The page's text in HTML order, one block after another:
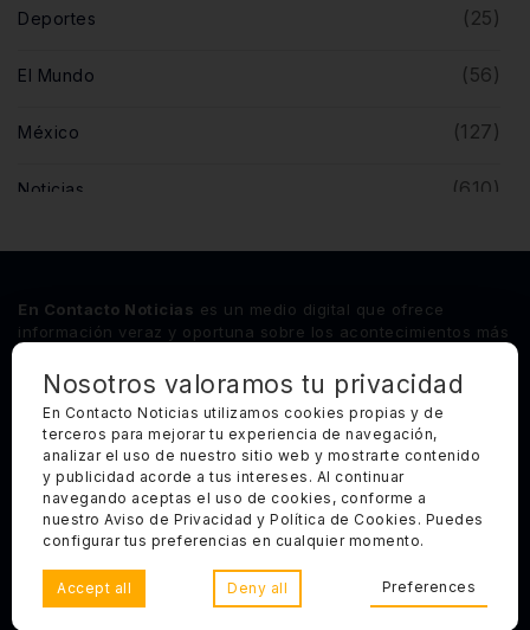
Deportes (25)
El Mundo (56)
México (127)
Noticias (610)
(5)
Querétaro
En Contacto Noticias es un medio digital que ofrece
información veraz y oportuna sobre los acontecimientos más
principales sucesos nacionales e internacionales.
Síguenos
Categorías Principales
Otros Enlaces
Copyright 2025, Todos los derechos reservados. En Contacto
Noticias
Nosotros valoramos tu privacidad
En Contacto Noticias utilizamos cookies propias y de
terceros para mejorar tu experiencia de navegación,
analizar el uso de nuestro sitio web y mostrarte contenido
y publicidad acorde a tus intereses. Al continuar
navegando aceptas el uso de cookies, conforme a
nuestro Aviso de Privacidad y Política de Cookies. Puedes
configurar tus preferencias en cualquier momento.
Accept all Deny all Preferences